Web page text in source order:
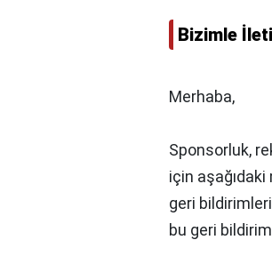
Bizimle
Merhaba,
Sponsorluk,
için
geri
bu geri